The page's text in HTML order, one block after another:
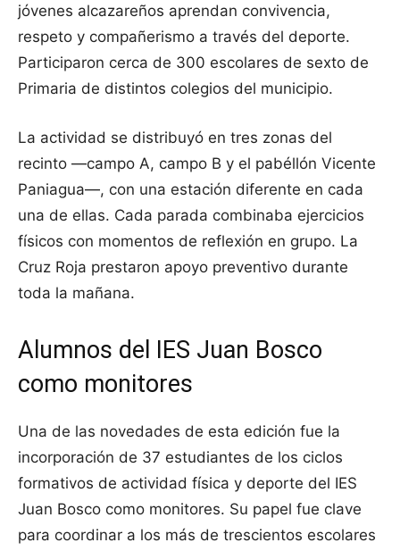
jóvenes alcazareños aprendan convivencia,
respeto y compañerismo a través del deporte.
Participaron cerca de 300 escolares de sexto de
Primaria de distintos colegios del municipio.
La actividad se distribuyó en tres zonas del
recinto —campo A, campo B y el pabéllón Vicente
Paniagua—, con una estación diferente en cada
una de ellas. Cada parada combinaba ejercicios
físicos con momentos de reflexión en grupo. La
Cruz Roja prestaron apoyo preventivo durante
toda la mañana.
Alumnos del IES Juan Bosco
como monitores
Una de las novedades de esta edición fue la
incorporación de 37 estudiantes de los ciclos
formativos de actividad física y deporte del IES
Juan Bosco como monitores. Su papel fue clave
para coordinar a los más de trescientos escolares